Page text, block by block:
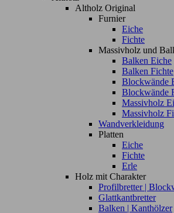
Altholz Original
Furnier
Eiche
Fichte
Massivholz und
Balken Eiche
Balken Fichte
Blockwände
Blockwände
Massivholz
Massivholz
Wandverkleidung
Platten
Eiche
Fichte
Erle
Holz mit Charakter
Profilbretter |
Glattkantbretter
Balken | Kanthölzer